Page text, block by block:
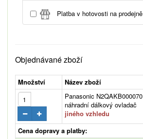
Platba v hotovosti na prodejně
Objednávané zboží
Množství Název zboží
Panasonic N2QAKB000070
náhradní dálkový ovladač
jiného vzhledu
Cena dopravy a platby: